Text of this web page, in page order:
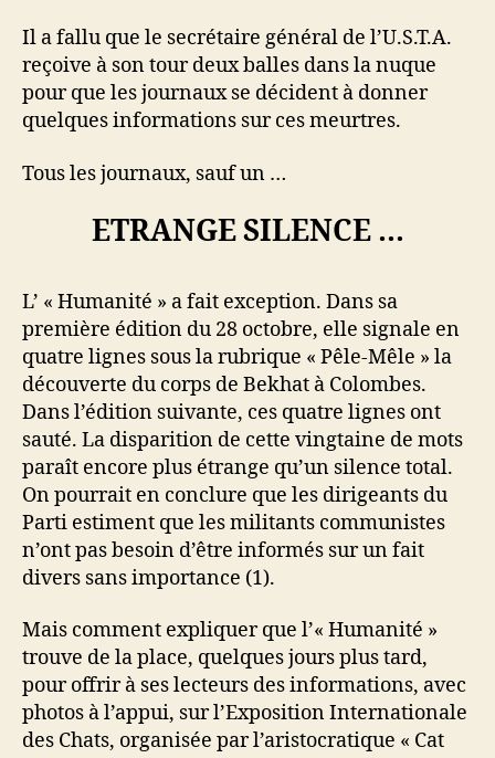
Il a fallu que le secrétaire général de l’U.S.T.A.
reçoive à son tour deux balles dans la nuque
pour que les journaux se décident à donner
quelques informations sur ces meurtres.
Tous les journaux, sauf un …
ETRANGE SILENCE …
L’ « Humanité » a fait exception. Dans sa
première édition du 28 octobre, elle signale en
quatre lignes sous la rubrique « Pêle-Mêle » la
découverte du corps de Bekhat à Colombes.
Dans l’édition suivante, ces quatre lignes ont
sauté. La disparition de cette vingtaine de mots
paraît encore plus étrange qu’un silence total.
On pourrait en conclure que les dirigeants du
Parti estiment que les militants communistes
n’ont pas besoin d’être informés sur un fait
divers sans importance (1).
Mais comment expliquer que l’« Humanité »
trouve de la place, quelques jours plus tard,
pour offrir à ses lecteurs des informations, avec
photos à l’appui, sur l’Exposition Internationale
des Chats, organisée par l’aristocratique « Cat